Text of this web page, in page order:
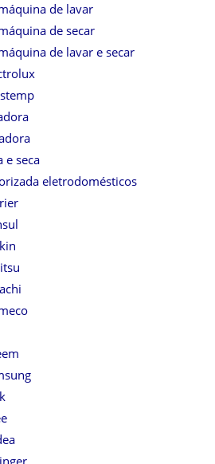
de lavar
de secar
de lavar e secar
e seca
eletrodomésticos